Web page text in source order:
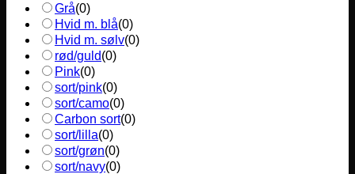
Grå(0)
Hvid m. blå(0)
Hvid m. sølv(0)
rød/guld(0)
Pink(0)
sort/pink(0)
sort/camo(0)
Carbon sort(0)
sort/lilla(0)
sort/grøn(0)
sort/navy(0)